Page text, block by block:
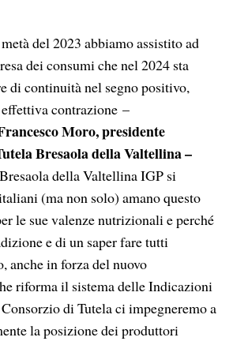
del 2023 abbiamo assistito ad
dei consumi che nel 2024 sta
di continuità nel segno positivo,
contrazione –
Moro, presidente
Bresaola della Valtellina –
della Valtellina IGP si
(ma non solo) amano questo
le sue valenze nutrizionali e perché
e di un saper fare tutti
anche in forza del nuovo
riforma il sistema delle Indicazioni
di Tutela ci impegneremo a
la posizione dei produttori